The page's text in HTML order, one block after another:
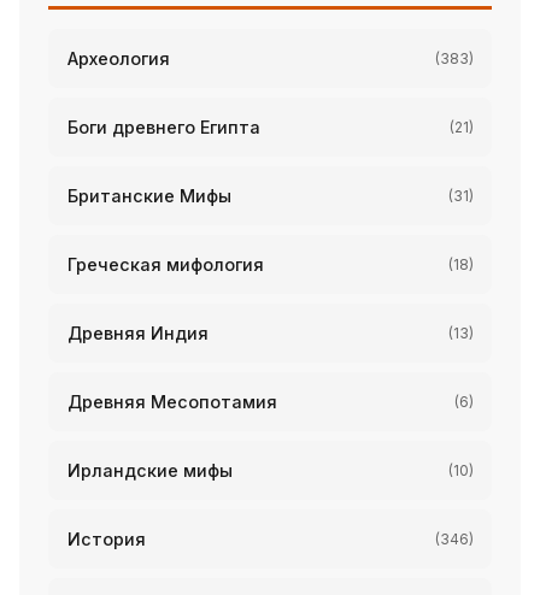
Археология (383)
Боги древнего Египта (21)
Британские Мифы (31)
Греческая мифология (18)
Древняя Индия (13)
Древняя Месопотамия (6)
Ирландские мифы (10)
История (346)